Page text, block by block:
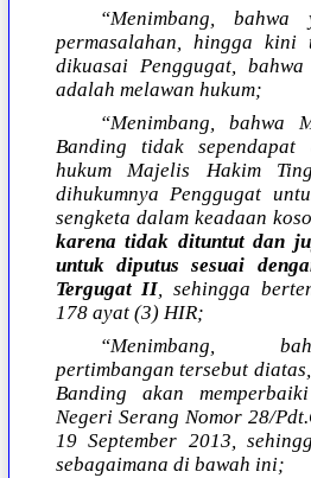
“Menimbang,
permasalahan, hingga kini
dikuasai Penggugat,
adalah melawan hukum;
“Menimbang, bahwa
Banding tidak sependapat
hukum Majelis Hakim
dihukumnya Penggugat
sengketa dalam keadaan
karena tidak dituntut dan
untuk diputus sesuai
Tergugat II, sehingga
178 ayat (3) HIR;
“Menimbang,
pertimbangan tersebut
Banding akan
Negeri Serang Nomor 28/
19 September 2013,
sebagaimana di bawah ini;